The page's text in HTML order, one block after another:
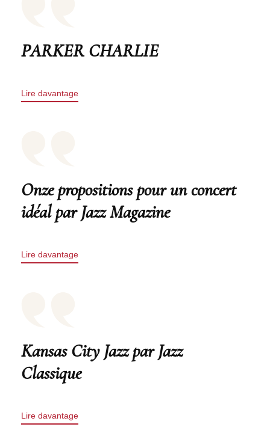
PARKER CHARLIE
Lire davantage
Onze propositions pour un concert
idéal par Jazz Magazine
Lire davantage
Kansas City Jazz par Jazz
Classique
Lire davantage